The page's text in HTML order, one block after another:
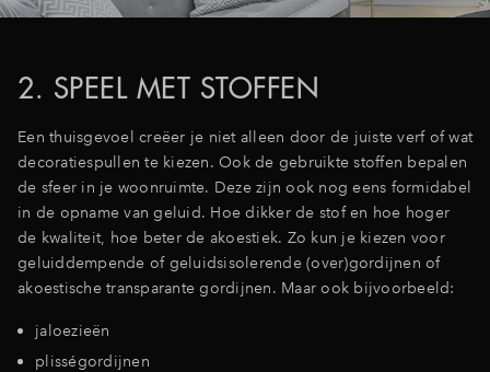
2. SPEEL MET STOFFEN
Een thuisgevoel creëer je niet alleen door de juiste verf of wat
decoratiespullen te kiezen. Ook de gebruikte stoffen bepalen
de sfeer in je woonruimte. Deze zijn ook nog eens formidabel
in de opname van geluid. Hoe dikker de stof en hoe hoger
de kwaliteit, hoe beter de akoestiek. Zo kun je kiezen voor
geluiddempende of geluidsisolerende (over)gordijnen of
akoestische transparante gordijnen. Maar ook bijvoorbeeld:
jaloezieën
plisségordijnen